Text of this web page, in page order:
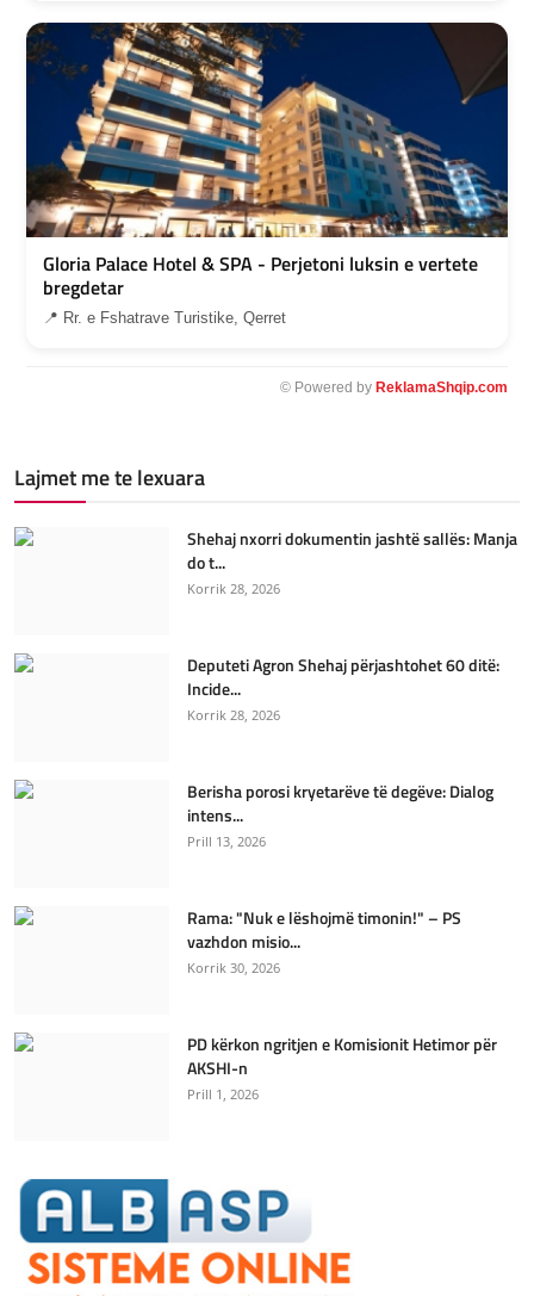
Gloria Palace Hotel & SPA - Perjetoni luksin e vertete
bregdetar
📍 Rr. e Fshatrave Turistike, Qerret
© Powered by ReklamaShqip.com
Lajmet me te lexuara
Shehaj nxorri dokumentin jashtë sallës: Manja
do t...
Korrik 28, 2026
Deputeti Agron Shehaj përjashtohet 60 ditë:
Incide...
Korrik 28, 2026
Berisha porosi kryetarëve të degëve: Dialog
intens...
Prill 13, 2026
Rama: "Nuk e lëshojmë timonin!" – PS
vazhdon misio...
Korrik 30, 2026
PD kërkon ngritjen e Komisionit Hetimor për
AKSHI-n
Prill 1, 2026